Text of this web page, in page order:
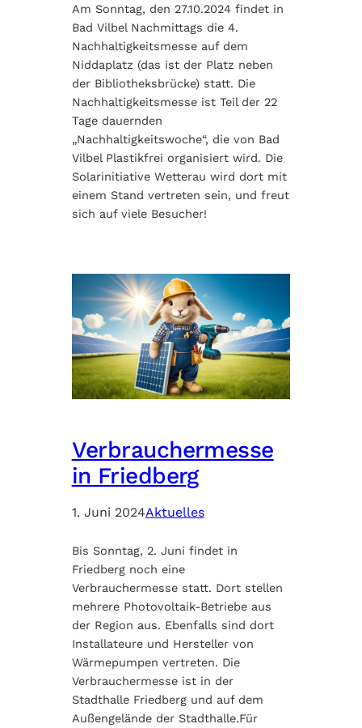
Am Sonntag, den 27.10.2024 findet in
Bad Vilbel Nachmittags die 4.
Nachhaltigkeitsmesse auf dem
Niddaplatz (das ist der Platz neben
der Bibliotheksbrücke) statt. Die
Nachhaltigkeitsmesse ist Teil der 22
Tage dauernden
„Nachhaltigkeitswoche“, die von Bad
Vilbel Plastikfrei organisiert wird. Die
Solarinitiative Wetterau wird dort mit
einem Stand vertreten sein, und freut
sich auf viele Besucher!
Verbrauchermesse
in Friedberg
1. Juni 2024Aktuelles
Bis Sonntag, 2. Juni findet in
Friedberg noch eine
Verbrauchermesse statt. Dort stellen
mehrere Photovoltaik-Betriebe aus
der Region aus. Ebenfalls sind dort
Installateure und Hersteller von
Wärmepumpen vertreten. Die
Verbrauchermesse ist in der
Stadthalle Friedberg und auf dem
Außengelände der Stadthalle.Für